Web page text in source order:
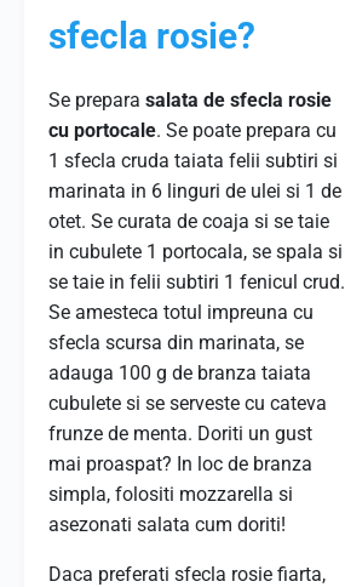
sfecla rosie?
Se prepara salata de sfecla rosie
cu portocale. Se poate prepara cu
1 sfecla cruda taiata felii subtiri si
marinata in 6 linguri de ulei si 1 de
otet. Se curata de coaja si se taie
in cubulete 1 portocala, se spala si
se taie in felii subtiri 1 fenicul crud.
Se amesteca totul impreuna cu
sfecla scursa din marinata, se
adauga 100 g de branza taiata
cubulete si se serveste cu cateva
frunze de menta. Doriti un gust
mai proaspat? In loc de branza
simpla, folositi mozzarella si
asezonati salata cum doriti!
Daca preferati sfecla rosie fiarta,